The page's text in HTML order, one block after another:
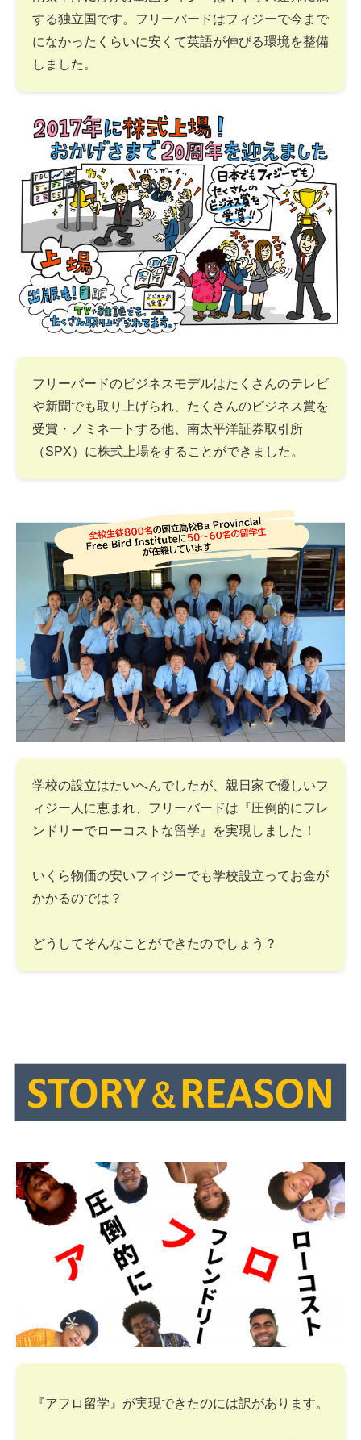
する独立国です。フリーバードはフィジーで今まで
になかったくらいに安くて英語が伸びる環境を整備
しました。
フリーバードのビジネスモデルはたくさんのテレビ
や新聞でも取り上げられ、たくさんのビジネス賞を
受賞・ノミネートする他、南太平洋証券取引所
（SPX）に株式上場をすることができました。
学校の設立はたいへんでしたが、親日家で優しいフ
ィジー人に恵まれ、フリーバードは『圧倒的にフレ
ンドリーでローコストな留学』を実現しました！
いくら物価の安いフィジーでも学校設立ってお金が
かかるのでは？
どうしてそんなことができたのでしょう？
『アフロ留学』が実現できたのには訳があります。